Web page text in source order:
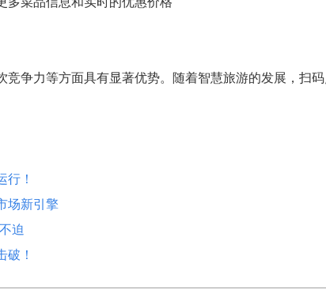
争力等方面具有显著优势。随着智慧旅游的发展，扫
行！
场新引擎
迫
破！